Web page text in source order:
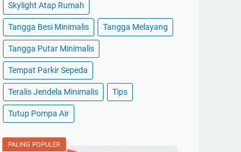
Skylight Atap Rumah
Tangga Besi Minimalis Tangga Melayang
Tangga Putar Minimalis
Tempat Parkir Sepeda
Teralis Jendela Minimalis Tips
Tutup Pompa Air
PALING POPULER